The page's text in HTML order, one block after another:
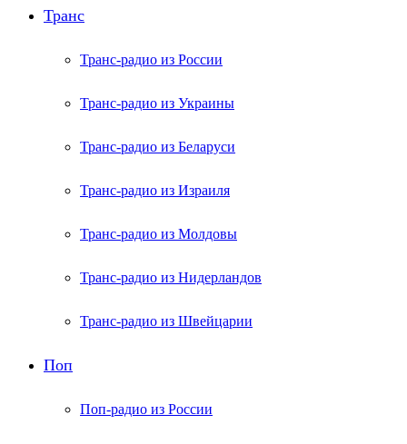
Транс
Транс-радио из России
Транс-радио из Украины
Транс-радио из Беларуси
Транс-радио из Израиля
Транс-радио из Молдовы
Транс-радио из Нидерландов
Транс-радио из Швейцарии
Поп
Поп-радио из России